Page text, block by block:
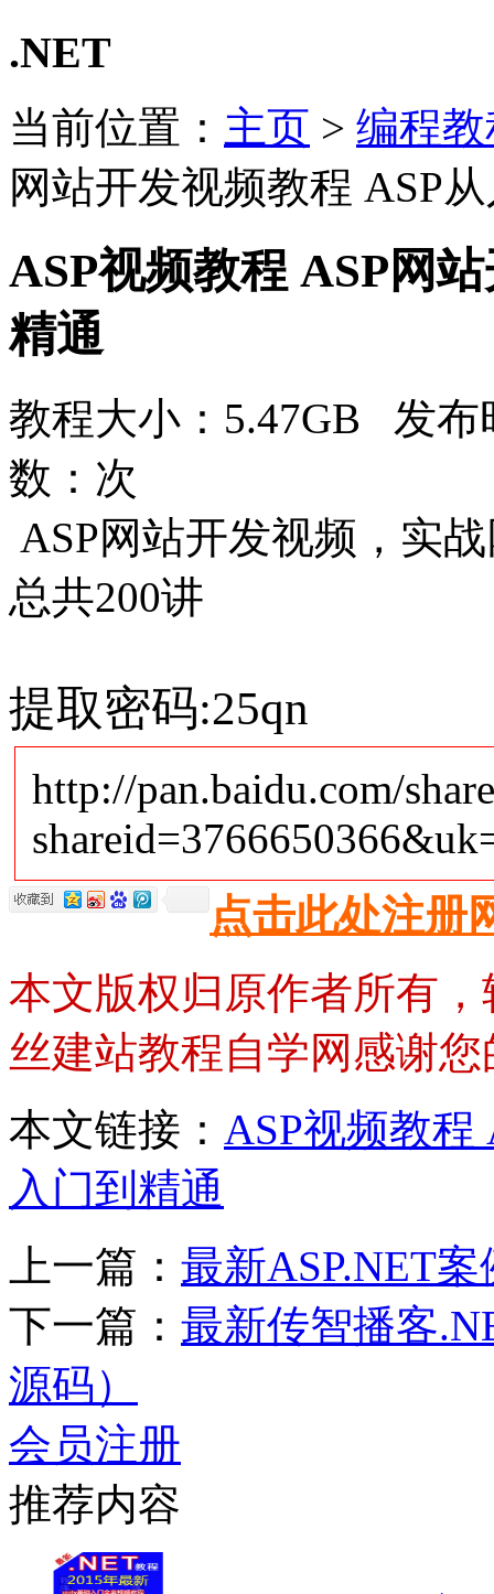
.NET
当前位置： 主页 > 编程
网站开发视频教程 ASP
ASP视频教程 ASP网
精通
教程大小：5.47GB 发
数： 次
ASP网站开发视频，实
总共200讲
提取密码:25qn
http://pan.baidu.com/
点击此处注册
本文版权归原作者所有
丝建站教程自学网感谢
本文链接： ASP视频教程
入门到精通
上一篇： 最新ASP.NET
下一篇： 最新传智播客
源码）
会员注册
推荐内容